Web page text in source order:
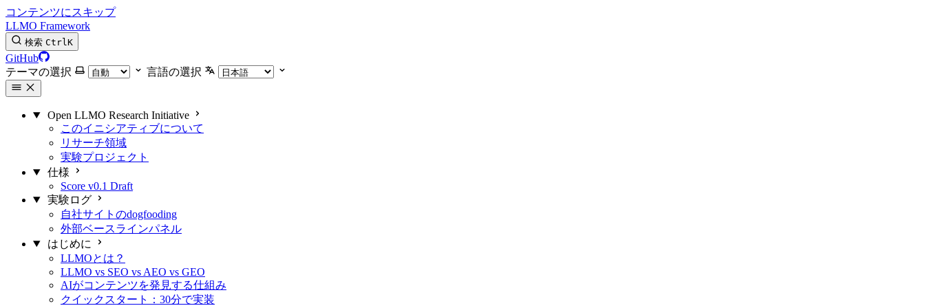
コンテンツにスキップ
LLMO Framework
検索 CtrlK
GitHub
テーマの選択
言語の選択
Open LLMO Research Initiative
このイニシアティブについて
リサーチ領域
実験プロジェクト
仕様
Score v0.1 Draft
実験ログ
自社サイトのdogfooding
外部ベースラインパネル
はじめに
LLMOとは？
LLMO vs SEO vs AEO vs GEO
AIがコンテンツを発見する仕組み
クイックスタート：30分で実装